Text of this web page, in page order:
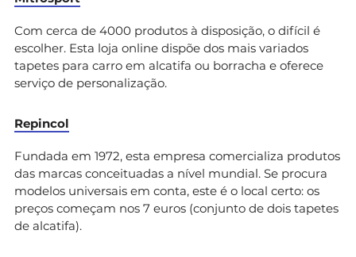
Com cerca de 4000 produtos à disposição, o difícil é
escolher. Esta loja online dispõe dos mais variados
tapetes para carro em alcatifa ou borracha e oferece
serviço de personalização.
Repincol
Fundada em 1972, esta empresa comercializa produtos
das marcas conceituadas a nível mundial. Se procura
modelos universais em conta, este é o local certo: os
preços começam nos 7 euros (conjunto de dois tapetes
de alcatifa).